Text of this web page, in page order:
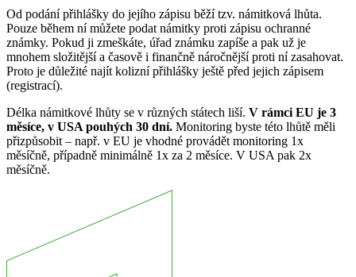
Od podání přihlášky do jejího zápisu běží tzv. námitková lhůta.
Pouze během ní můžete podat námitky proti zápisu ochranné
známky. Pokud ji zmeškáte, úřad známku zapíše a pak už je
mnohem složitější a časově i finančně náročnější proti ní zasahovat.
Proto je důležité najít kolizní přihlášky ještě před jejich zápisem
(registrací).
Délka námitkové lhůty se v různých státech liší. V rámci EU je 3
měsíce, v USA pouhých 30 dní. Monitoring byste této lhůtě měli
přizpůsobit – např. v EU je vhodné provádět monitoring 1x
měsíčně, případně minimálně 1x za 2 měsíce. V USA pak 2x
měsíčně.